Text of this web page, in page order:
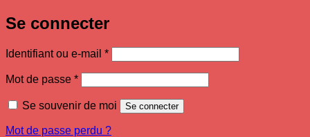
Se connecter
Identifiant ou e-mail *Obligatoire
Mot de passe *Obligatoire
Se souvenir de moi Se connecter
Mot de passe perdu ?